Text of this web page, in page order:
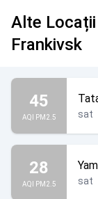
Alte Locații
Frankivsk
45
AQI PM2.5 sat
28
AQI PM2.5 sat